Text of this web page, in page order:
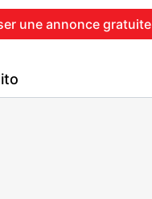
une annonce gratuite